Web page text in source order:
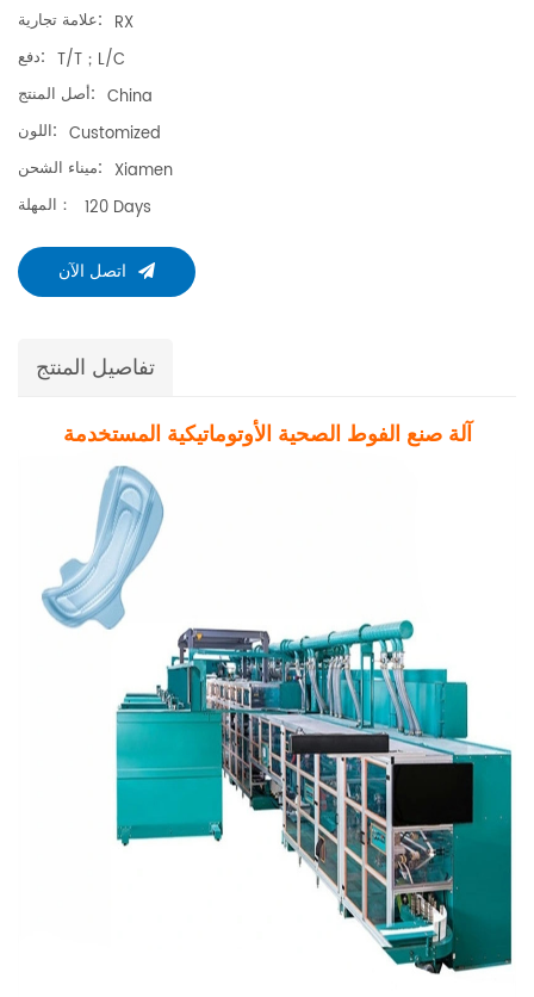
علامة تجارية: RX
دفع: T/T；L/C
أصل المنتج: China
اللون: Customized
ميناء الشحن: Xiamen
المهلة：
120 Days
اتصل الآن
تفاصيل المنتج
آلة صنع الفوط الصحية الأوتوماتيكية المستخدمة